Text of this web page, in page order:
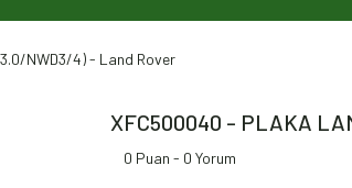
NWD3/4) - Land Rover
XFC500040 - PLAKA
0 Puan - 0 Yorum